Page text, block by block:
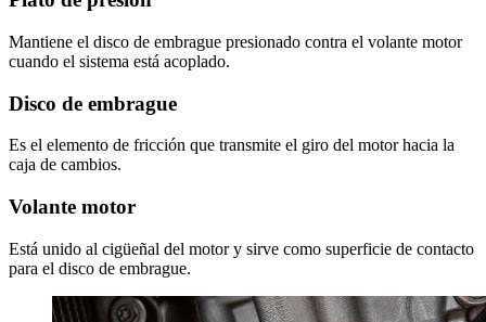
Mantiene el disco de embrague presionado contra el volante motor
cuando el sistema está acoplado.
Disco de embrague
Es el elemento de fricción que transmite el giro del motor hacia la
caja de cambios.
Volante motor
Está unido al cigüeñal del motor y sirve como superficie de contacto
para el disco de embrague.